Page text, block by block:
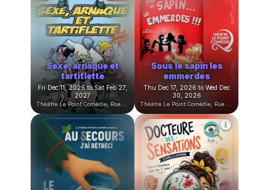
Tue Nov 10, 2026 to Wed May
12, 2027
Théâtre Le Point Comédie, Rue Sainte-Ursule, Montpellier, France
Tue Nov 24, 2026 to Tue Dec
15, 2026
Le secret de la Mère
Noël
Sat Nov 28, 2026 to Sun Jan
03, 2027
Noël Family Detox
Thu Dec 03, 2026 to Sun Dec
06, 2026